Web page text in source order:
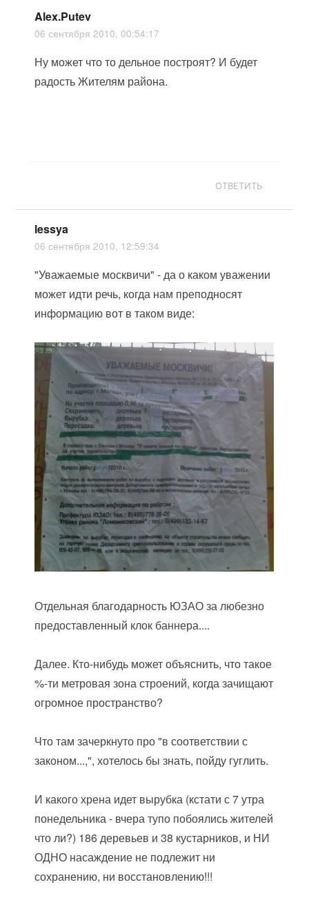
Alex.Putev
06 сентября 2010, 00:54:17
Ну может что то дельное построят? И будет
радость Жителям района.
ОТВЕТИТЬ
lessya
06 сентября 2010, 12:59:34
"Уважаемые москвичи" - да о каком уважении
может идти речь, когда нам преподносят
информацию вот в таком виде:
Отдельная благодарность ЮЗАО за любезно
предоставленный клок баннера....
Далее. Кто-нибудь может объяснить, что такое
%-ти метровая зона строений, когда зачищают
огромное пространство?
Что там зачеркнуто про "в соответствии с
законом...,", хотелось бы знать, пойду гуглить.
И какого хрена идет вырубка (кстати с 7 утра
понедельника - вчера тупо побоялись жителей
что ли?) 186 деревьев и 38 кустарников, и НИ
ОДНО насаждение не подлежит ни
сохранению, ни восстановлению!!!